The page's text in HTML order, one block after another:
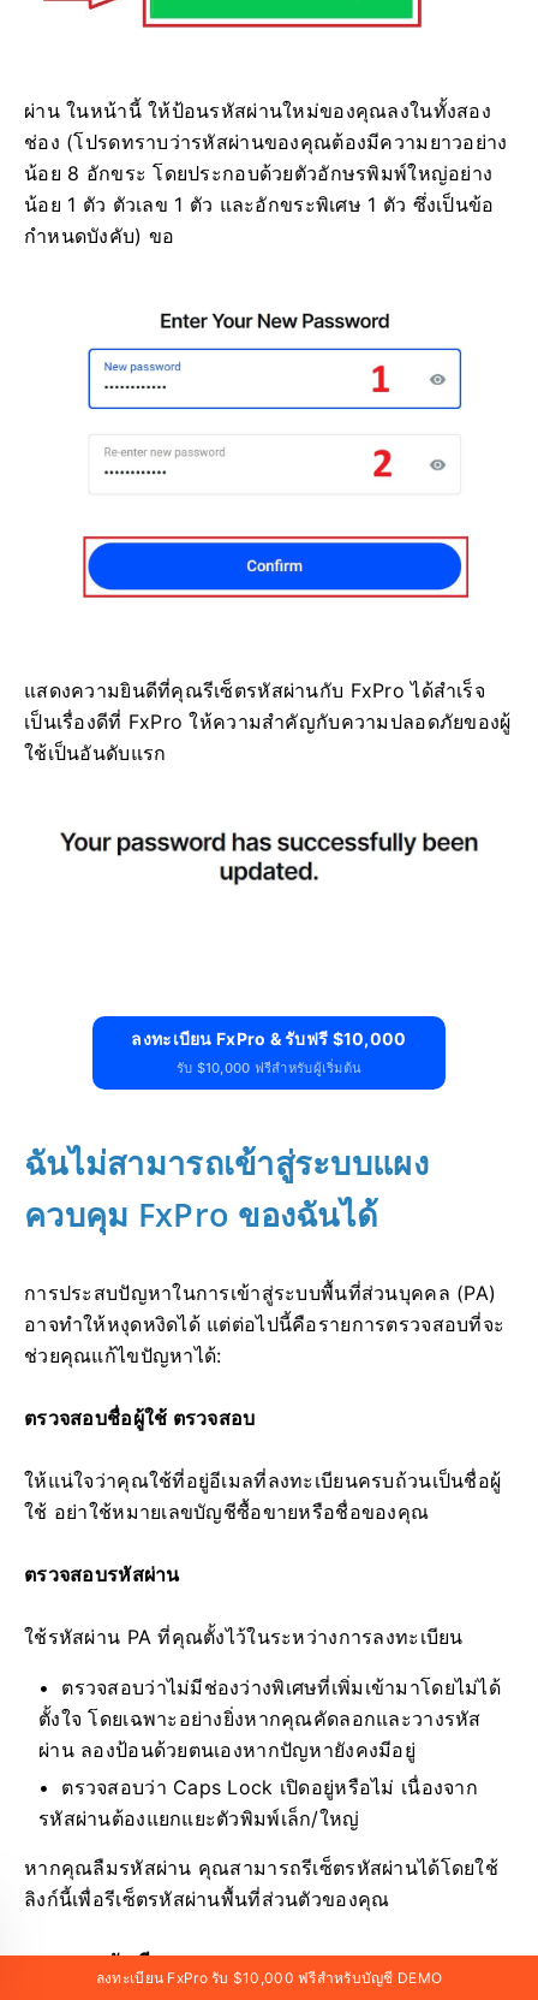
ผ่าน ในหน้านี้ ให้ป้อนรหัสผ่านใหม่ของคุณลงในทั้งสอง
ช่อง (โปรดทราบว่ารหัสผ่านของคุณต้องมีความยาวอย่าง
น้อย 8 อักขระ โดยประกอบด้วยตัวอักษรพิมพ์ใหญ่อย่าง
น้อย 1 ตัว ตัวเลข 1 ตัว และอักขระพิเศษ 1 ตัว ซึ่งเป็นข้อ
กำหนดบังคับ) ขอ
แสดงความยินดีที่คุณรีเซ็ตรหัสผ่านกับ FxPro ได้สำเร็จ
เป็นเรื่องดีที่ FxPro ให้ความสำคัญกับความปลอดภัยของผู้
ใช้เป็นอันดับแรก
ลงทะเบียน FxPro & รับฟรี $10,000
รับ $10,000 ฟรีสำหรับผู้เริ่มต้น
ฉันไม่สามารถเข้าสู่ระบบแผง
ควบคุม FxPro ของฉันได้
การประสบปัญหาในการเข้าสู่ระบบพื้นที่ส่วนบุคคล (PA)
อาจทำให้หงุดหงิดได้ แต่ต่อไปนี้คือรายการตรวจสอบที่จะ
ช่วยคุณแก้ไขปัญหาได้:
ตรวจสอบชื่อผู้ใช้ ตรวจสอบ
ให้แน่ใจว่าคุณใช้ที่อยู่อีเมลที่ลงทะเบียนครบถ้วนเป็นชื่อผู้
ใช้ อย่าใช้หมายเลขบัญชีซื้อขายหรือชื่อของคุณ
ตรวจสอบรหัสผ่าน
ใช้รหัสผ่าน PA ที่คุณตั้งไว้ในระหว่างการลงทะเบียน
ตรวจสอบว่าไม่มีช่องว่างพิเศษที่เพิ่มเข้ามาโดยไม่ได้
ตั้งใจ โดยเฉพาะอย่างยิ่งหากคุณคัดลอกและวางรหัส
ผ่าน ลองป้อนด้วยตนเองหากปัญหายังคงมีอยู่
ตรวจสอบว่า Caps Lock เปิดอยู่หรือไม่ เนื่องจาก
รหัสผ่านต้องแยกแยะตัวพิมพ์เล็ก/ใหญ่
หากคุณลืมรหัสผ่าน คุณสามารถรีเซ็ตรหัสผ่านได้โดยใช้
ลิงก์นี้เพื่อรีเซ็ตรหัสผ่านพื้นที่ส่วนตัวของคุณ
ตรวจสอบบัญชี
ลงทะเบียน FxPro รับ $10,000 ฟรีสำหรับบัญชี DEMO